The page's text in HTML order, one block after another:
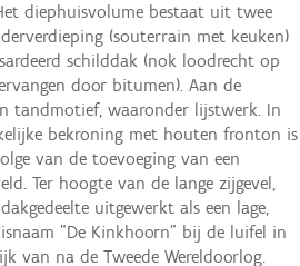
diephuisvolume bestaat uit twee
(souterrain met keuken)
schilddak (nok loodrecht op
door bitumen). Aan de
tandmotief, waaronder lijstwerk. In
bekroning met houten fronton is
van de toevoeging van een
Ter hoogte van de lange zijgevel,
uitgewerkt als een lage,
"De Kinkhoorn" bij de luifel in
van na de Tweede Wereldoorlog.